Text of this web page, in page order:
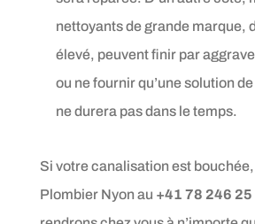
nettoyants de grande marque,
élevé, peuvent finir par
ou ne fournir qu’une solution
ne durera pas dans le temps.
Si votre canalisation est
Plombier Nyon au +41 78 246 25